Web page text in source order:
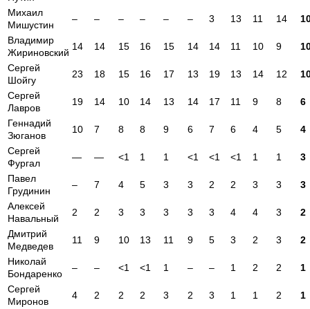
Михаил
Мишустин
– – – – – – 3 13 11 14
Владимир
Жириновский
14 14 15 16 15 14 14 11 10 9
Сергей
Шойгу
23 18 15 16 17 13 19 13 14 12
Сергей
Лавров
19 14 10 14 13 14 17 11 9 8
6
Геннадий
Зюганов
10 7 8 8 9 6 7 6 4 5
4
Сергей
Фургал
— — <1 1 1 <1 <1 <1 1 1
3
Павел
Грудинин
– 7 4 5 3 3 2 2 3 3
3
Алексей
Навальный
2 2 3 3 3 3 3 4 4 3
2
Дмитрий
Медведев
11 9 10 13 11 9 5 3 2 3
2
Николай
Бондаренко
– – <1 <1 1 – – 1 2 2
1
Сергей
Миронов
4 2 2 2 3 2 3 1 1 2
1